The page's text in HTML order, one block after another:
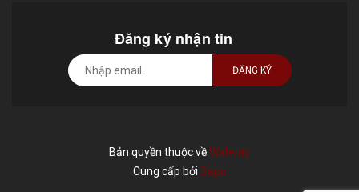
Đăng ký nhận tin
ĐĂNG KÝ
Bản quyền thuộc vềWalenty
Cung cấp bởi Sapo